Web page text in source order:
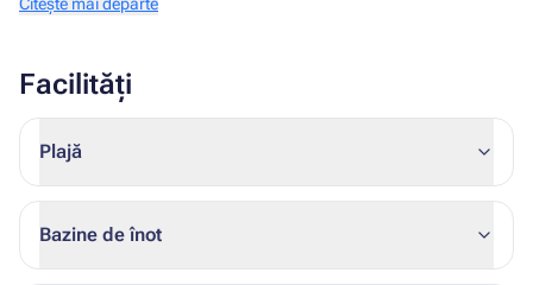
Facilități
Plajă
Bazine de înot